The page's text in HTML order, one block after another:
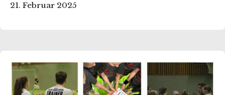
21. Februar 2025